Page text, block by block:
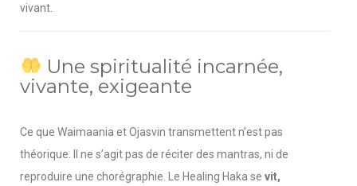
vivant.
Une spiritualité incarnée,
vivante, exigeante
Ce que Waimaania et Ojasvin transmettent n’est pas
théorique. Il ne s’agit pas de réciter des mantras, ni de
reproduire une chorégraphie. Le Healing Haka se vit,